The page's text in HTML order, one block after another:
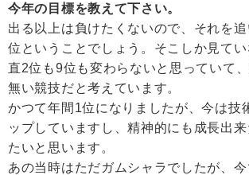
今年の目標を教えて下さい。
出る以上は負けたくないので、それを
位ということでしょう。そこしか見て
直2位も9位も変わらないと思っていて
無い競技だと考えています。
かつて年間1位になりましたが、今は技
ップしていますし、精神的にも成長出
たいと思います。
あの当時はただガムシャラでしたが、